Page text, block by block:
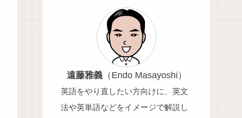
遠藤雅義（Endo Masayoshi）
英語をやり直したい方向けに、英文
法や英単語などをイメージで解説し